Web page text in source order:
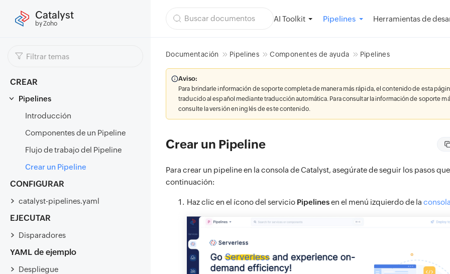
Catalyst
by Zoho
AI Toolkit Pipelines Herramientas de
CREAR
Pipelines
Introducción
Componentes de un Pipeline
Flujo de trabajo del Pipeline
Crear un Pipeline
CONFIGURAR
catalyst-pipelines.yaml
EJECUTAR
Disparadores
YAML de ejemplo
Despliegue
Documentación Pipelines Componentes de ayuda Pipelines
Aviso:
Para brindarle información de soporte completa de manera más rápida, el contenido de esta
traducido al español mediante traducción automática. Para consultar la información de soporte
consulte la versión en inglés de este contenido.
Crear un Pipeline
Para crear un pipeline en la consola de Catalyst, asegúrate de seguir los pasos
continuación:
Haz clic en el ícono del servicio Pipelinesen el menú izquierdo de la